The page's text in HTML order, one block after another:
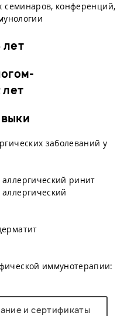
семинаров, конференций,
лет
лет
заболеваний у
ринит
иммунотерапии:
и сертификаты